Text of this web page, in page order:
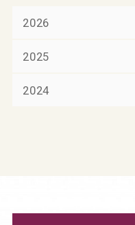
2026
2025
2024